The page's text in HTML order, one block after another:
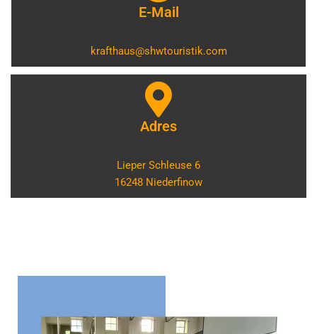
E-Mail
krafthaus@shwtouristik.com
Adres
Lieper Schleuse 6
16248 Niederfinow